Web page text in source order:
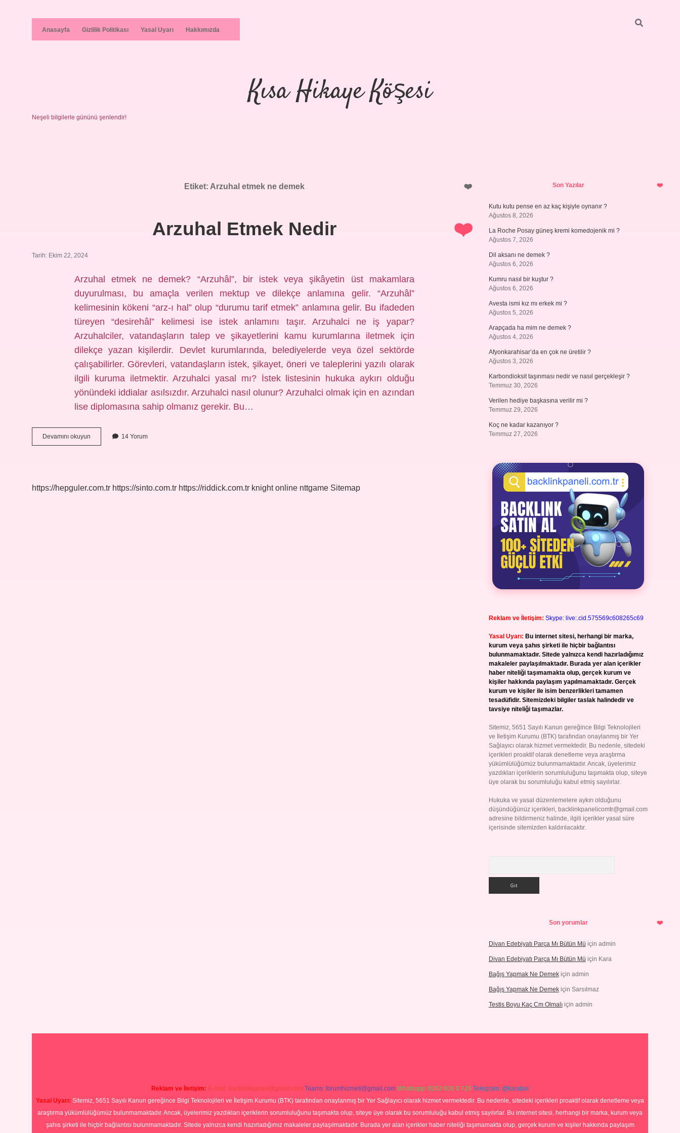
Anasayfa Gizlilik Politikası Yasal Uyarı Hakkımızda
Kısa Hikaye Köşesi
Neşeli bilgilerle gününü şenlendir!
Etiket: Arzuhal etmek ne demek
Arzuhal Etmek Nedir
Tarih: Ekim 22, 2024
Arzuhal etmek ne demek? “Arzuhâl”, bir istek veya şikâyetin üst makamlara
duyurulması, bu amaçla verilen mektup ve dilekçe anlamına gelir. “Arzuhâl”
kelimesinin kökeni “arz-ı hal” olup “durumu tarif etmek” anlamına gelir. Bu ifadeden
türeyen “desirehâl” kelimesi ise istek anlamını taşır. Arzuhalci ne iş yapar?
Arzuhalciler, vatandaşların talep ve şikayetlerini kamu kurumlarına iletmek için
dilekçe yazan kişilerdir. Devlet kurumlarında, belediyelerde veya özel sektörde
çalışabilirler. Görevleri, vatandaşların istek, şikayet, öneri ve taleplerini yazılı olarak
ilgili kuruma iletmektir. Arzuhalci yasal mı? İstek listesinin hukuka aykırı olduğu
yönündeki iddialar asılsızdır. Arzuhalci nasıl olunur? Arzuhalci olmak için en azından
lise diplomasına sahip olmanız gerekir. Bu…
Devamını okuyun
Etmek
14 Yorum
https://hepguler.com.tr https://sinto.com.tr https://riddick.com.tr knight online nttgame Sitemap
SidebarSon Yazılar
Kutu kutu pense en az kaç kişiyle oynanır ?
Ağustos 8, 2026
La Roche Posay güneş kremi komedojenik mi ?
Ağustos 7, 2026
Dil aksanı ne demek ?
Ağustos 6, 2026
Kumru nasıl bir kuştur ?
Ağustos 6, 2026
Avesta ismi kız mı erkek mi ?
Ağustos 5, 2026
Arapçada ha mim ne demek ?
Ağustos 4, 2026
Afyonkarahisar’da en çok ne üretilir ?
Ağustos 3, 2026
Karbondioksit taşınması nedir ve nasıl gerçekleşir ?
Temmuz 30, 2026
Verilen hediye başkasına verilir mi ?
Temmuz 29, 2026
Koç ne kadar kazanıyor ?
Temmuz 27, 2026
Reklam ve İletişim: Skype: live:.cid.575569c608265c69
Yasal Uyarı: Bu internet sitesi, herhangi bir marka,
kurum veya şahıs şirketi ile hiçbir bağlantısı
bulunmamaktadır. Sitede yalnızca kendi hazırladığımız
makaleler paylaşılmaktadır. Burada yer alan içerikler
haber niteliği taşımamakta olup, gerçek kurum ve
kişiler hakkında paylaşım yapılmamaktadır. Gerçek
kurum ve kişiler ile isim benzerlikleri tamamen
tesadüfidir. Sitemizdeki bilgiler taslak halindedir ve
tavsiye niteliği taşımazlar.
Sitemiz, 5651 Sayılı Kanun gereğince Bilgi Teknolojileri
ve İletişim Kurumu (BTK) tarafından onaylanmış bir Yer
Sağlayıcı olarak hizmet vermektedir. Bu nedenle, sitedeki
içerikleri proaktif olarak denetleme veya araştırma
yükümlülüğümüz bulunmamaktadır. Ancak, üyelerimiz
yazdıkları içeriklerin sorumluluğunu taşımakta olup, siteye
üye olarak bu sorumluluğu kabul etmiş sayılırlar.
Hukuka ve yasal düzenlemelere aykırı olduğunu
düşündüğünüz içerikleri, backlinkpanelicomtr@gmail.com
adresine bildirmeniz halinde, ilgili içerikler yasal süre
içerisinde sitemizden kaldırılacaktır.
Son yorumlar
Divan Edebiyatı Parça Mı Bütün Mü için admin
Divan Edebiyatı Parça Mı Bütün Mü için Kara
Bağış Yapmak Ne Demekiçin admin
Bağış Yapmak Ne Demekiçin Sarsılmaz
Testis Boyu Kaç Cm Olmalıiçin admin
Reklam ve İletişim: E-mail: backlinkpaneli@gmail.com Teams: forumhizmeti@gmail.com Whatsapp: 0262 606 0 726 Telegram: @karabul
Yasal Uyarı: Sitemiz, 5651 Sayılı Kanun gereğince Bilgi Teknolojileri ve İletişim Kurumu (BTK) tarafından onaylanmış bir Yer Sağlayıcı olarak hizmet vermektedir. Bu nedenle, sitedeki içerikleri proaktif olarak denetleme veya
araştırma yükümlülüğümüz bulunmamaktadır. Ancak, üyelerimiz yazdıkları içeriklerin sorumluluğunu taşımakta olup, siteye üye olarak bu sorumluluğu kabul etmiş sayılırlar. Bu internet sitesi, herhangi bir marka, kurum veya
şahıs şirketi ile hiçbir bağlantısı bulunmamaktadır. Sitede yalnızca kendi hazırladığımız makaleler paylaşılmaktadır. Burada yer alan içerikler haber niteliği taşımamakta olup, gerçek kurum ve kişiler hakkında paylaşım